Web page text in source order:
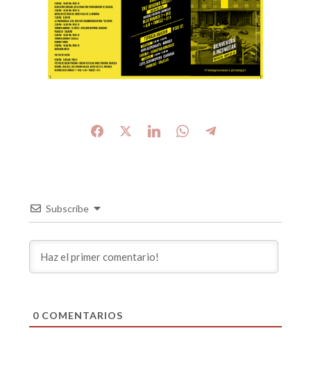
Subscribe
0COMENTARIOS